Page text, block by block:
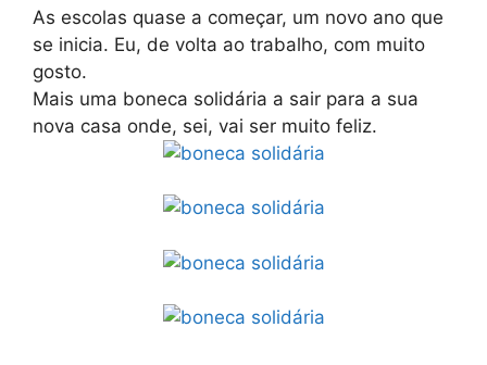
As escolas quase a começar, um novo ano que
se inicia. Eu, de volta ao trabalho, com muito
gosto.
Mais uma boneca solidária a sair para a sua
nova casa onde, sei, vai ser muito feliz.